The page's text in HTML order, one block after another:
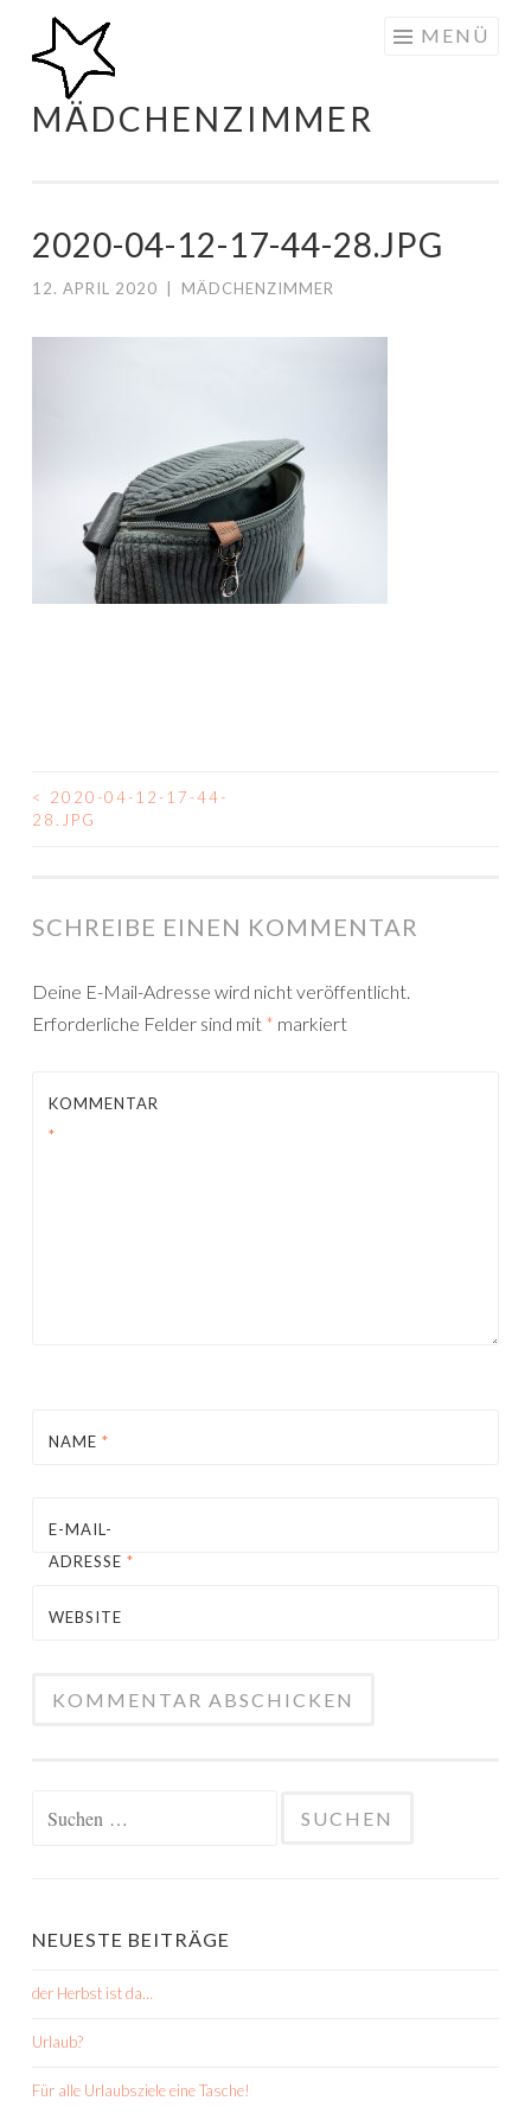
Zum
Inhalt
springen
MÄDCHENZIMMER
MENÜ
2020-04-12-17-44-28.JPG
12. APRIL 2020 MÄDCHENZIMMER
BEITRAGSNAVIGATION
<
2020-04-12-17-44-
28.JPG
SCHREIBE EINEN KOMMENTAR
Deine E-Mail-Adresse wird nicht veröffentlicht.
Erforderliche Felder sind mit * markiert
KOMMENTAR
*
NAME *
E-MAIL-
ADRESSE *
WEBSITE
NEUESTE BEITRÄGE
der Herbst ist da…
Urlaub?
Für alle Urlaubsziele eine Tasche!